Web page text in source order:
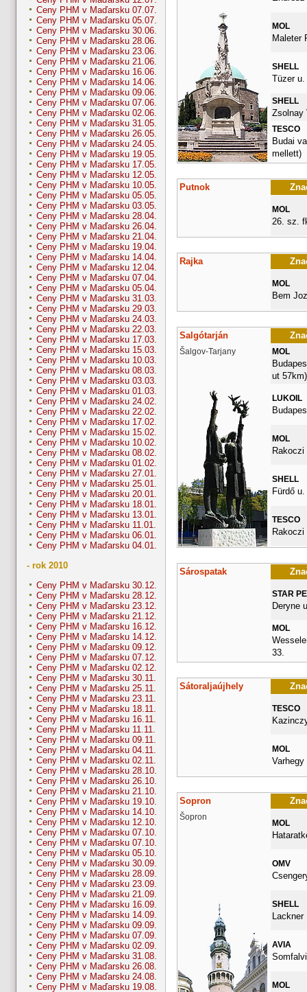
Ceny PHM v Maďarsku 07.07.
Ceny PHM v Maďarsku 05.07.
Ceny PHM v Maďarsku 30.06.
Ceny PHM v Maďarsku 28.06.
Ceny PHM v Maďarsku 23.06.
Ceny PHM v Maďarsku 21.06.
Ceny PHM v Maďarsku 16.06.
Ceny PHM v Maďarsku 14.06.
Ceny PHM v Maďarsku 09.06.
Ceny PHM v Maďarsku 07.06.
Ceny PHM v Maďarsku 02.06.
Ceny PHM v Maďarsku 31.05.
Ceny PHM v Maďarsku 26.05.
Ceny PHM v Maďarsku 24.05.
Ceny PHM v Maďarsku 19.05.
Ceny PHM v Maďarsku 17.05.
Ceny PHM v Maďarsku 12.05.
Ceny PHM v Maďarsku 10.05.
Ceny PHM v Maďarsku 05.05.
Ceny PHM v Maďarsku 03.05.
Ceny PHM v Maďarsku 28.04.
Ceny PHM v Maďarsku 26.04.
Ceny PHM v Maďarsku 21.04.
Ceny PHM v Maďarsku 19.04.
Ceny PHM v Maďarsku 14.04.
Ceny PHM v Maďarsku 12.04.
Ceny PHM v Maďarsku 07.04.
Ceny PHM v Maďarsku 05.04.
Ceny PHM v Maďarsku 31.03.
Ceny PHM v Maďarsku 29.03.
Ceny PHM v Maďarsku 24.03.
Ceny PHM v Maďarsku 22.03.
Ceny PHM v Maďarsku 17.03.
Ceny PHM v Maďarsku 15.03.
Ceny PHM v Maďarsku 10.03.
Ceny PHM v Maďarsku 08.03.
Ceny PHM v Maďarsku 03.03.
Ceny PHM v Maďarsku 01.03.
Ceny PHM v Maďarsku 24.02.
Ceny PHM v Maďarsku 22.02.
Ceny PHM v Maďarsku 17.02.
Ceny PHM v Maďarsku 15.02.
Ceny PHM v Maďarsku 10.02.
Ceny PHM v Maďarsku 08.02.
Ceny PHM v Maďarsku 01.02.
Ceny PHM v Maďarsku 27.01.
Ceny PHM v Maďarsku 25.01.
Ceny PHM v Maďarsku 20.01.
Ceny PHM v Maďarsku 18.01.
Ceny PHM v Maďarsku 13.01.
Ceny PHM v Maďarsku 11.01.
Ceny PHM v Maďarsku 06.01.
Ceny PHM v Maďarsku 04.01.
- rok 2010
Ceny PHM v Maďarsku 30.12.
Ceny PHM v Maďarsku 28.12.
Ceny PHM v Maďarsku 23.12.
Ceny PHM v Maďarsku 21.12.
Ceny PHM v Maďarsku 16.12.
Ceny PHM v Maďarsku 14.12.
Ceny PHM v Maďarsku 09.12.
Ceny PHM v Maďarsku 07.12.
Ceny PHM v Maďarsku 02.12.
Ceny PHM v Maďarsku 30.11.
Ceny PHM v Maďarsku 25.11.
Ceny PHM v Maďarsku 23.11.
Ceny PHM v Maďarsku 18.11.
Ceny PHM v Maďarsku 16.11.
Ceny PHM v Maďarsku 11.11.
Ceny PHM v Maďarsku 09.11.
Ceny PHM v Maďarsku 04.11.
Ceny PHM v Maďarsku 02.11.
Ceny PHM v Maďarsku 28.10.
Ceny PHM v Maďarsku 26.10.
Ceny PHM v Maďarsku 21.10.
Ceny PHM v Maďarsku 19.10.
Ceny PHM v Maďarsku 14.10.
Ceny PHM v Maďarsku 12.10.
Ceny PHM v Maďarsku 07.10.
Ceny PHM v Maďarsku 07.10.
Ceny PHM v Maďarsku 05.10.
Ceny PHM v Maďarsku 30.09.
Ceny PHM v Maďarsku 28.09.
Ceny PHM v Maďarsku 23.09.
Ceny PHM v Maďarsku 21.09.
Ceny PHM v Maďarsku 16.09.
Ceny PHM v Maďarsku 14.09.
Ceny PHM v Maďarsku 09.09.
Ceny PHM v Maďarsku 07.09.
Ceny PHM v Maďarsku 02.09.
Ceny PHM v Maďarsku 31.08.
Ceny PHM v Maďarsku 26.08.
Ceny PHM v Maďarsku 24.08.
Ceny PHM v Maďarsku 19.08.
MOL
Maleter
SHELL
Tüzer u.
SHELL
Zsolnay
TESCO
Budai
mellett)
Putnok
MOL
26. sz.
Rajka
MOL
Bem
Salgótarján
Šalgov-Tarjany MOL
ut 57km)
LUKOIL
MOL
Rakoczi
SHELL
Fürdő u.
TESCO
Rakoczi
Sárospatak
STAR
Deryne
MOL
33.
Sátoraljaújhely
TESCO
MOL
Sopron
Šopron
MOL
OMV
SHELL
AVIA
MOL